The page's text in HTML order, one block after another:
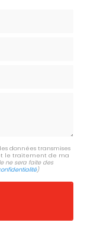
données transmises
le traitement de ma
ne sera faite des
)